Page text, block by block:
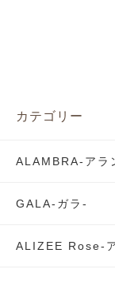
カテゴリー
ALAMBRA-アラ
GALA-ガラ-
ALIZEE Rose-